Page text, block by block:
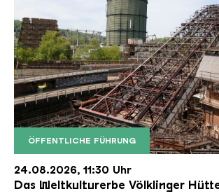
ÖFFENTLICHE FÜHRUNG
Der Erzschrägaufzug der
Copyright: Weltkulturerbe
24.08.2026, 11:30 Uhr
Das Weltkulturerbe Völklinger